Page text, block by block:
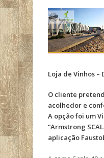
Loja de Vinhos –
O cliente
acolhedor e
A opção foi um
“Armstrong
aplicação